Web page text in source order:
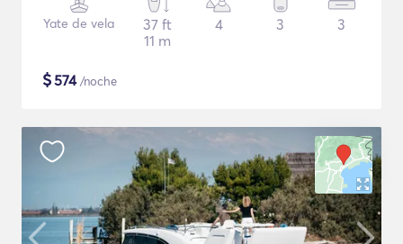
Yate de vela
37 ft
11 m
4 3 3
$574/noche